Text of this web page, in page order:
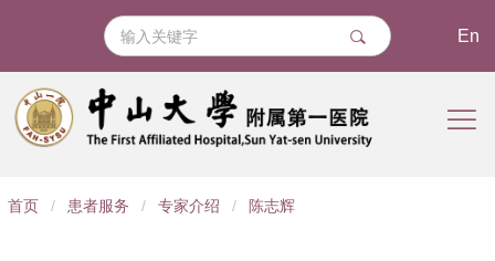
En
导
首页 / 患者服务 / 专家介绍 / 陈志辉